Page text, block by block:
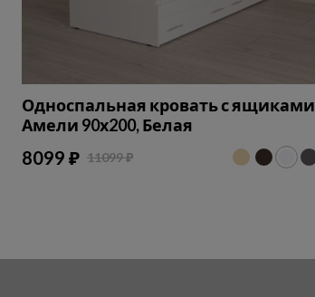
Односпальная кровать с ящиками
Амели 90х200, Белая
8099 ₽ 11099 ₽